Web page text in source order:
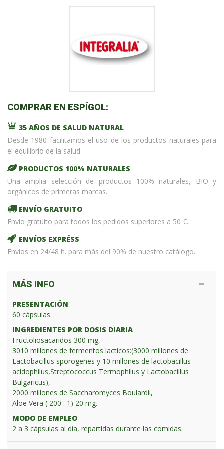
COMPRAR EN ESPÍGOL:
35 AÑOS DE SALUD NATURAL
Desde 1980 facilitamos el uso de los productos naturales para
el equilibrio de la salud.
PRODUCTOS 100% NATURALES
Una amplia selección de productos 100% naturales, BIO y
orgánicos de primeras marcas.
ENVÍO GRATUITO
Envío gratuito para todos los pedidos superiores a 50 €.
ENVÍOS EXPRÉSS
Envíos en 24/48 h. para más del 90% de nuestro catálogo.
MÁS INFO
PRESENTACIÓN
60 cápsulas
INGREDIENTES POR DOSIS DIARIA
Fructoliosacaridos 300 mg,
3010 millones de fermentos lacticos:(3000 millones de
Lactobacillus sporogenes y 10 millones de lactobacillus
acidophilus,Streptococcus Termophilus y Lactobacillus
Bulgaricus),
2000 millones de Saccharomyces Boulardii,
Aloe Vera ( 200 : 1) 20 mg.
MODO DE EMPLEO
2 a 3 cápsulas al día, repartidas durante las comidas.